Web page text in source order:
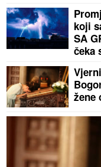
koji
SA
čeka
žene